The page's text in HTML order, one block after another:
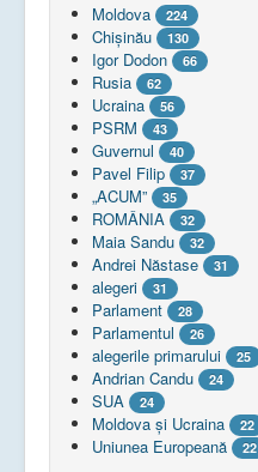
Moldova 224
Chişinău 130
Igor Dodon 66
Rusia 62
Ucraina 56
PSRM 43
Guvernul 40
Pavel Filip 37
„ACUM” 35
ROMÂNIA 32
Maia Sandu 32
Andrei Năstase 31
alegeri 31
Parlament 28
Parlamentul 26
alegerile primarului 25
Andrian Candu 24
SUA 24
Moldova și Ucraina 22
Uniunea Europeană 22